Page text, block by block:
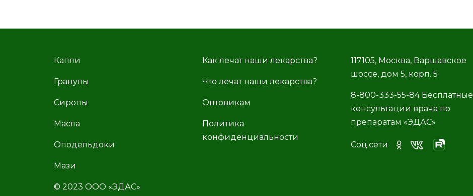
Капли
Гранулы
Сиропы
Масла
Оподельдоки
Мази
© 2023 ООО «ЭДАС»
Как лечат наши лекарства?
Что лечат наши лекарства?
Оптовикам
Политика
конфиденциальности
117105, Москва, Варшавское
шоссе, дом 5, корп. 5
8-800-333-55-84 Бесплатные
консультации врача по
препаратам «ЭДАС»
Соц.сети